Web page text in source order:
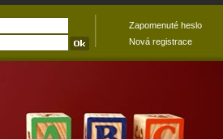
Zapomenuté heslo
Nová registrace